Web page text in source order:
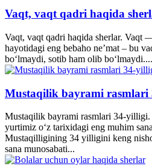
Vaqt, vaqt qadri haqida
Vaqt, vaqt qadri haqida sherlar. Vaqt
hayotidagi eng bebaho ne’mat – bu
bo‘lmaydi, sotib ham olib bo‘lmaydi....
Mustaqilik bayrami rasmlari
Mustaqilik bayrami rasmlari 34-
yurtimiz o‘z tarixidagi eng muhim
Mustaqilligining 34 yilligini keng
sana munosabati...